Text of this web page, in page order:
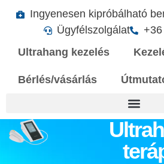
Ingyenesen kipróbálható
Ügyfélszolgálat
Ultrahang kezelés
Bérlés/vásárlás